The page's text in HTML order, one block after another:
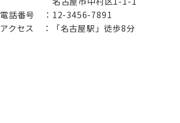
電話番号 ：12-3456-7891
アクセス ：「名古屋駅」徒歩8分